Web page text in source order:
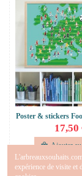
Poster & stickers
17,50
Ajouter
expérience de visite et